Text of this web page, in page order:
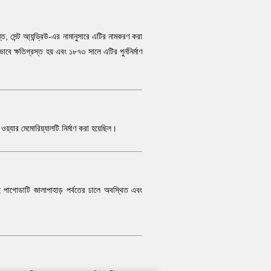
সেন্ট আ্যন্ড্রিউ-এর নামানুসারে এটির নামকরণ করা
ক্ষতিগ্রস্ত হয় এবং ১৮৭৩ সালে এটির পুর্ননির্মাণ
মেমোরিয়্যালটি নির্মাণ করা হয়েছিল।
জালাপাহাড় পর্বতের ঢালে অবস্থিত এবং